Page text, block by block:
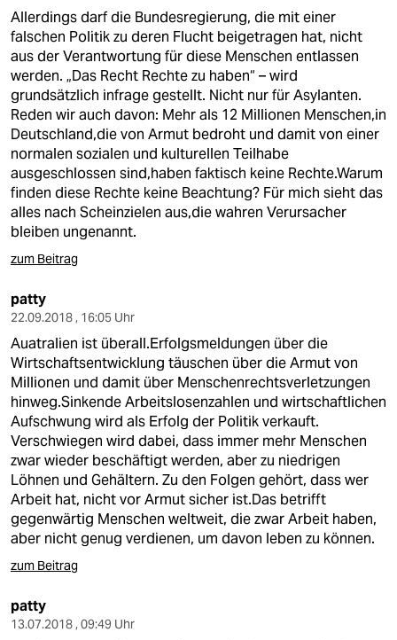
Allerdings darf die Bundesregierung, die mit einer
falschen Politik zu deren Flucht beigetragen hat, nicht
aus der Verantwortung für diese Menschen entlassen
werden. „Das Recht Rechte zu haben“ – wird
grundsätzlich infrage gestellt. Nicht nur für Asylanten.
Reden wir auch davon: Mehr als 12 Millionen Menschen,in
Deutschland,die von Armut bedroht und damit von einer
normalen sozialen und kulturellen Teilhabe
ausgeschlossen sind,haben faktisch keine Rechte.Warum
finden diese Rechte keine Beachtung? Für mich sieht das
alles nach Scheinzielen aus,die wahren Verursacher
bleiben ungenannt.
zum Beitrag
patty
22.09.2018 , 16:05 Uhr
Auatralien ist überall.Erfolgsmeldungen über die
Wirtschaftsentwicklung täuschen über die Armut von
Millionen und damit über Menschenrechtsverletzungen
hinweg.Sinkende Arbeitslosenzahlen und wirtschaftlichen
Aufschwung wird als Erfolg der Politik verkauft.
Verschwiegen wird dabei, dass immer mehr Menschen
zwar wieder beschäftigt werden, aber zu niedrigen
Löhnen und Gehältern. Zu den Folgen gehört, dass wer
Arbeit hat, nicht vor Armut sicher ist.Das betrifft
gegenwärtig Menschen weltweit, die zwar Arbeit haben,
aber nicht genug verdienen, um davon leben zu können.
zum Beitrag
patty
13.07.2018 , 09:49 Uhr